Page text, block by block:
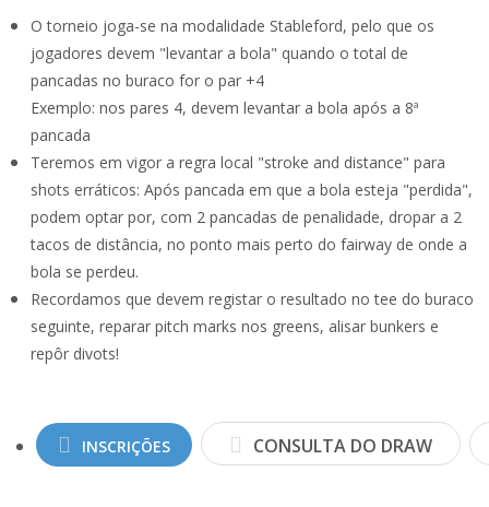
O torneio joga-se na modalidade Stableford, pelo que os
jogadores devem "levantar a bola" quando o total de
pancadas no buraco for o par +4
Exemplo: nos pares 4, devem levantar a bola após a 8ª
pancada
Teremos em vigor a regra local "stroke and distance" para
shots erráticos: Após pancada em que a bola esteja "perdida",
podem optar por, com 2 pancadas de penalidade, dropar a 2
tacos de distância, no ponto mais perto do fairway de onde a
bola se perdeu.
Recordamos que devem registar o resultado no tee do buraco
seguinte, reparar pitch marks nos greens, alisar bunkers e
repôr divots!
INSCRIÇÕES CONSULTA DO DRAW